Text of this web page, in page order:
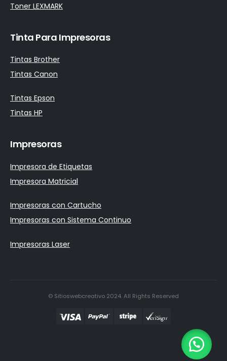
Toner LEXMARK
Tinta Para Impresoras
Tintas Brother
Tintas Canon
Tintas Epson
Tintas HP
Impresoras
Impresora de Etiquetas
Impresora Matricial
Impresoras con Cartucho
Impresoras con Sistema Continuo
Impresoras Laser
© Sitioswebcreativo 2024. All Rights Reserved